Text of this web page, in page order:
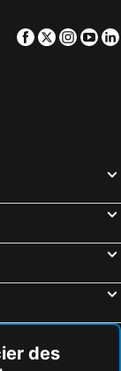
Facebook
Twitter
des